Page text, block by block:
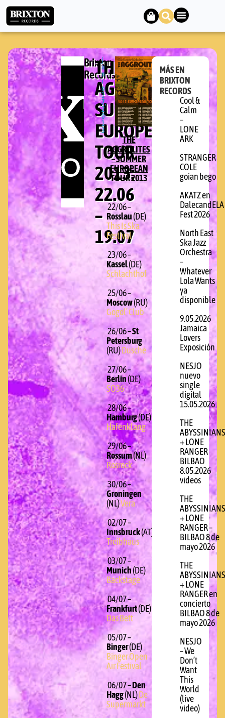
Brixton
Records
THE
AGGROLITES
SUMMER
EUROPEAN
TOUR
2013:
22.06
–
19.07
j
u
n
i
o
1
7,
2
0
1
3
THE
AGGROLITES
– SUMMER
EUROPEAN
TOUR 2013
22/06 –
Rosslau(DE)
This Is Ska
Festival
23/06 –
Kassel(DE)
Schlachthof
25/06 –
Moscow(RU)
Gogol’ Club
26/06 –St
Petersburg
(RU) Dusche
27/06 –
Berlin(DE)
SO36
28/06 –
Hamburg(DE)
Hafenklang
29/06 –
Rossum(NL)
Rosrock
30/06 –
Groningen
(NL)Vera
02/07 –
Innsbruck(AT)
Treibhaus
03/07 –
Munich(DE)
Backstage
04/07 –
Frankfurt(DE)
Das Bett
05/07 –
Binger(DE)
Binger Open
Air Festival
06/07 – Den
Hagg(NL) De
Supermarkt
MÁS EN
BRIXTON
RECORDS
Cool &
Calm
–
LONE
ARK
STRANGER
COLE
goian bego
AKATZ en
DalecandELA
Fest 2026
North East
Ska Jazz
Orchestra
–
Whatever
Lola Wants
ya
disponible
9.05.2026
Jamaica
Lovers
Exposición
NESJO
nuevo
single
digital
15.05.2026
THE
ABYSSINIANS
+ LONE
RANGER
BILBAO
8.05.2026
videos
THE
ABYSSINIANS
+ LONE
RANGER –
BILBAO 8 de
mayo 2026
THE
ABYSSINIANS
+ LONE
RANGER en
concierto
BILBAO 8 de
mayo 2026
NESJO
– We
Don’t
Want
This
World
(live
video)